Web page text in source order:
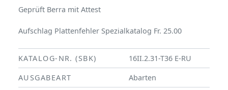
Geprüft Berra mit Attest
Aufschlag Plattenfehler Spezialkatalog Fr. 25.00
KATALOG-NR. (SBK)
16II.2.31-T36 E-RU
AUSGABEART
Abarten